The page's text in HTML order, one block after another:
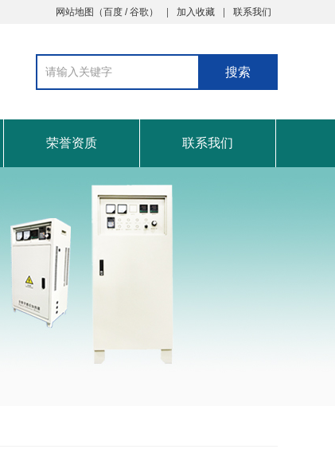
网站地图 （百度 /谷歌 ） 加入收藏 联系我们
荣誉资质 联系我们